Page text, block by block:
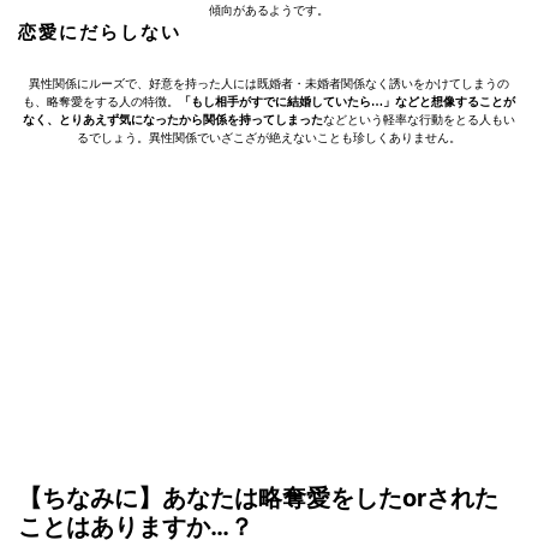
傾向があるようです。
恋愛にだらしない
異性関係にルーズで、好意を持った人には既婚者・未婚者関係なく誘いをかけてしまうの
も、略奪愛をする人の特徴。
「もし相手がすでに結婚していたら…」などと想像することが
なく、とりあえず気になったから関係を持ってしまったなどという軽率な行動をとる人もい
るでしょう。異性関係でいざこざが絶えないことも珍しくありません。
【ちなみに】あなたは略奪愛をしたorされた
ことはありますか…？